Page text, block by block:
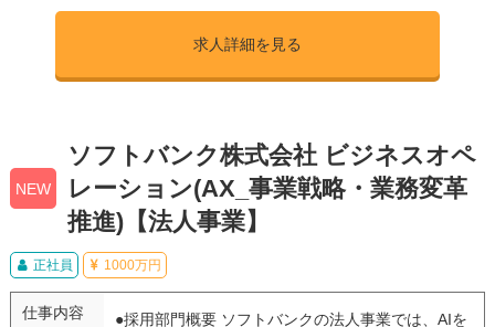
求人詳細を見る
NEW
ソフトバンク株式会社 ビジネスオペ
レーション(AX_事業戦略・業務変革
推進)【法人事業】
正社員 1000万円
仕事内容
●採用部門概要 ソフトバンクの法人事業では、AIを